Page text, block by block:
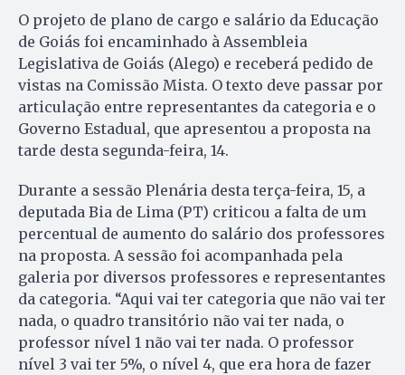
O projeto de plano de cargo e salário da Educação
de Goiás foi encaminhado à Assembleia
Legislativa de Goiás (Alego) e receberá pedido de
vistas na Comissão Mista. O texto deve passar por
articulação entre representantes da categoria e o
Governo Estadual, que apresentou a proposta na
tarde desta segunda-feira, 14.
Durante a sessão Plenária desta terça-feira, 15, a
deputada Bia de Lima (PT) criticou a falta de um
percentual de aumento do salário dos professores
na proposta. A sessão foi acompanhada pela
galeria por diversos professores e representantes
da categoria. “Aqui vai ter categoria que não vai ter
nada, o quadro transitório não vai ter nada, o
professor nível 1 não vai ter nada. O professor
nível 3 vai ter 5%, o nível 4, que era hora de fazer